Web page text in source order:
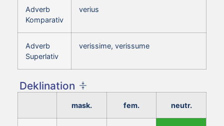
Adverb
Komparativ
verius
Adverb
Superlativ
verissime, verissume
Deklination
mask. fem. neutr.